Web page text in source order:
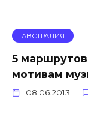
АВСТРАЛИЯ
5
мотивам
08.06.2013